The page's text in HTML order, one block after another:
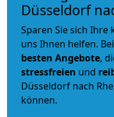
Düsseldorf
Sparen Sie sich Ihre
uns Ihnen helfen.
besten Angebote,
stressfreien und
Düsseldorf nach
können.